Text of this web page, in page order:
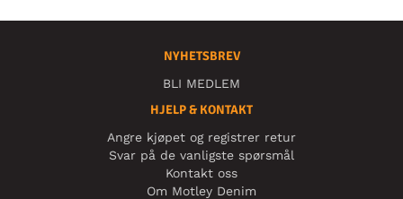
NYHETSBREV
BLI MEDLEM
HJELP & KONTAKT
Angre kjøpet og registrer retur
Svar på de vanligste spørsmål
Kontakt oss
Om Motley Denim